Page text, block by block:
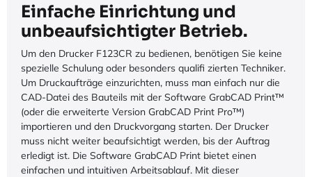
Einfache Einrichtung und
unbeaufsichtigter Betrieb.
Um den Drucker F123CR zu bedienen, benötigen Sie keine
spezielle Schulung oder besonders qualifi zierten Techniker.
Um Druckaufträge einzurichten, muss man einfach nur die
CAD-Datei des Bauteils mit der Software GrabCAD Print™
(oder die erweiterte Version GrabCAD Print Pro™)
importieren und den Druckvorgang starten. Der Drucker
muss nicht weiter beaufsichtigt werden, bis der Auftrag
erledigt ist. Die Software GrabCAD Print bietet einen
einfachen und intuitiven Arbeitsablauf. Mit dieser